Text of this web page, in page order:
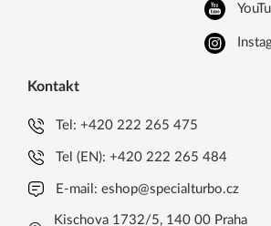
Kontakt
Tel:+420 222 265 475
Tel (EN):+420 222 265 484
E-mail:eshop@specialturbo.cz
Kischova 1732/5, 140 00 Praha